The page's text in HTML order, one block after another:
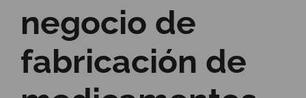
negocio de
fabricación de